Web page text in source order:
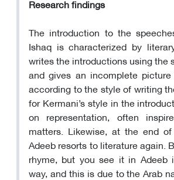
Research findings
The introduction to the
Ishaq is characterized by
writes the introductions using the
and gives an incomplete
according to the style of writing
for Kermani’s style in the
on representation, often
matters. Likewise, at the end
Adeeb resorts to literature again.
rhyme, but you see it in Adeeb
way, and this is due to the Arab